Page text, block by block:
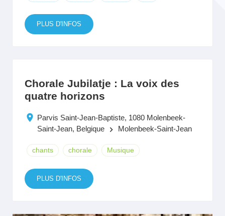
PLUS D'INFOS
Chorale Jubilatje : La voix des
quatre horizons
Parvis Saint-Jean-Baptiste, 1080 Molenbeek-
Saint-Jean, Belgique
keyboard_arrow_right Molenbeek-Saint-Jean
chants chorale Musique
PLUS D'INFOS